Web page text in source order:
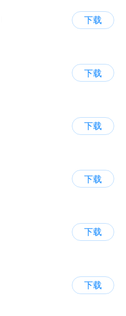
下载
下载
下载
下载
下载
下载